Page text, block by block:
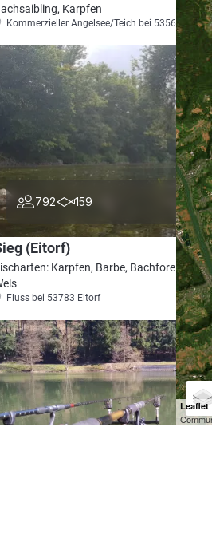
Karpfen
Kommerzieller Angelsee/Teich bei 53567
792 159
(Eitorf)
Karpfen, Barbe, Bachforelle,
Fluss bei 53783 Eitorf
Leaflet